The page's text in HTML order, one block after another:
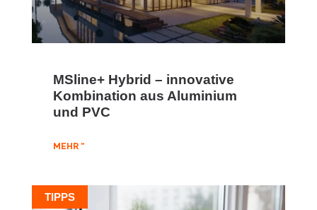
MSline+ Hybrid – innovative
Kombination aus Aluminium
und PVC
MEHR "
TIPPS